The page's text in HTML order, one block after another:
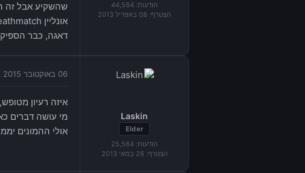
הודעות: 44,564
הצטרף: 08 באפריל 2013
דאגה, כבר
Laskin
Elder
הודעות: 25,564
הצטרף: 26 במאי 2013
06 באוקטובר 2015 בשעה 10:09
איזה רעיון
מי עושה דברים
אולי ההמונים